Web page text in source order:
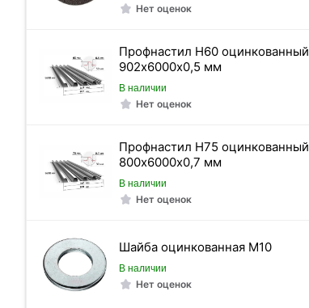
Нет оценок
Профнастил Н60 оцинкованный
902х6000х0,5 мм
В наличии
Нет оценок
Профнастил Н75 оцинкованный
800х6000х0,7 мм
В наличии
Нет оценок
Шайба оцинкованная М10
В наличии
Нет оценок